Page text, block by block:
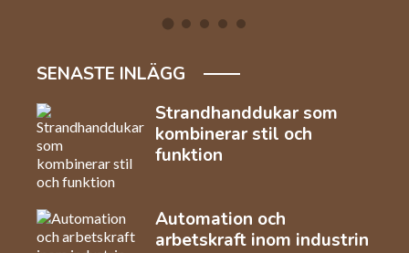
SENASTE INLÄGG
Strandhanddukar som
kombinerar stil och
funktion
Automation och
arbetskraft inom industrin